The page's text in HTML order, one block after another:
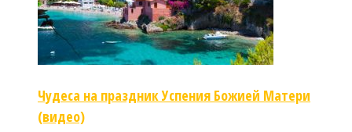
Чудеса на праздник Успения Божией Матери
(видео)